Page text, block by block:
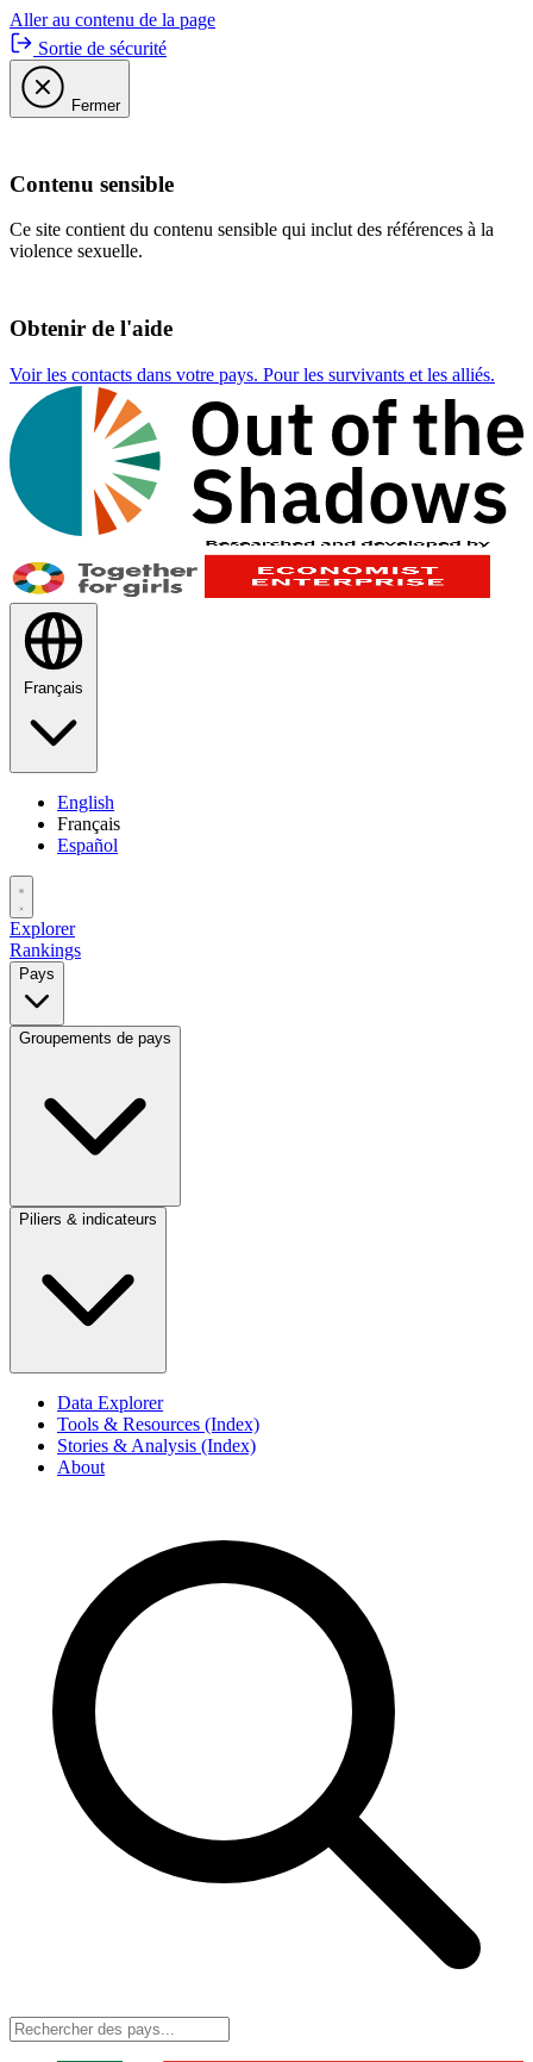
Aller au contenu de la page
Sortie de sécurité
Fermer
Contenu sensible
Ce site contient du contenu sensible qui inclut des références à la
violence sexuelle.
Obtenir de l'aide
Voir les contacts dans votre pays. Pour les survivants et les alliés.
Français
English
Français
Español
Explorer
Rankings
Pays
Groupements de pays
Piliers & indicateurs
Data Explorer
Tools & Resources (Index)
Stories & Analysis (Index)
About